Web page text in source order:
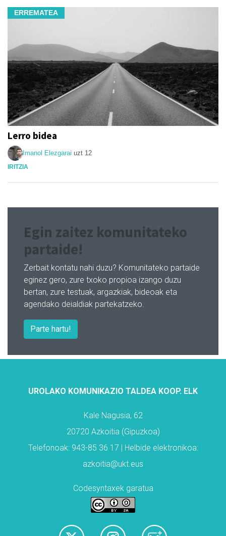
ERREMATEA
Lerro bidea
Imanol Elezgarai uzt 12
IRITZIA
Egin zaitez komunitateko
partaide!
Zerbait kontatu nahi duzu? Komunitateko partaide
eginez gero, zure txoko propioa izango duzu
bertan, zure testuak, argazkiak, bideoak eta
agendako deialdiak partekatzeko.
Parte hartu!
UROLAKO KOMUNIKAZIO TALDEA KOOP. ELK
Kale Nagusia, 62
20720 Azkoitia (Gipuzkoa)
Telefonoak: 943-85 36 17 | Helbide elektronikoa:
azkoitia@ukt.eus
Codesyntaxek garatua